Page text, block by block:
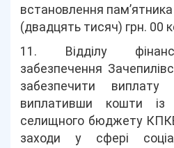
встановлення
(двадцять тисяч) грн. 00
11. Відділу
забезпечення
забезпечити виплату
виплативши кошти із
селищного бюджету
заходи у сфері